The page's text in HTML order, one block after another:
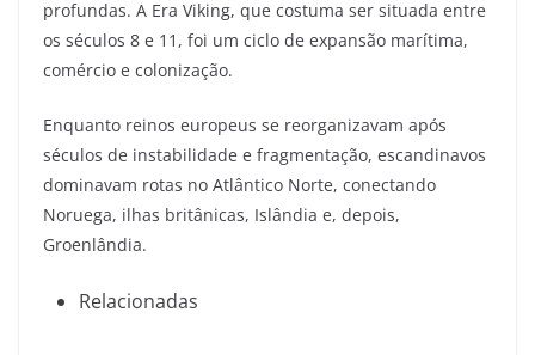
profundas. A Era Viking, que costuma ser situada entre
os séculos 8 e 11, foi um ciclo de expansão marítima,
comércio e colonização.
Enquanto reinos europeus se reorganizavam após
séculos de instabilidade e fragmentação, escandinavos
dominavam rotas no Atlântico Norte, conectando
Noruega, ilhas britânicas, Islândia e, depois,
Groenlândia.
Relacionadas